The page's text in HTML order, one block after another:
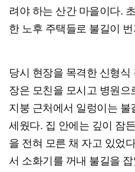
려야 하는 산간 마을이다.
한 노후 주택들로 불길이
당시 현장을 목격한 신형
장은 모친을 모시고 병원으
지붕 근처에서 일렁이는
세웠다. 집 안에는 깊이 잠
을 전혀 모른 채 자고 있었
서 소화기를 꺼내 불길을